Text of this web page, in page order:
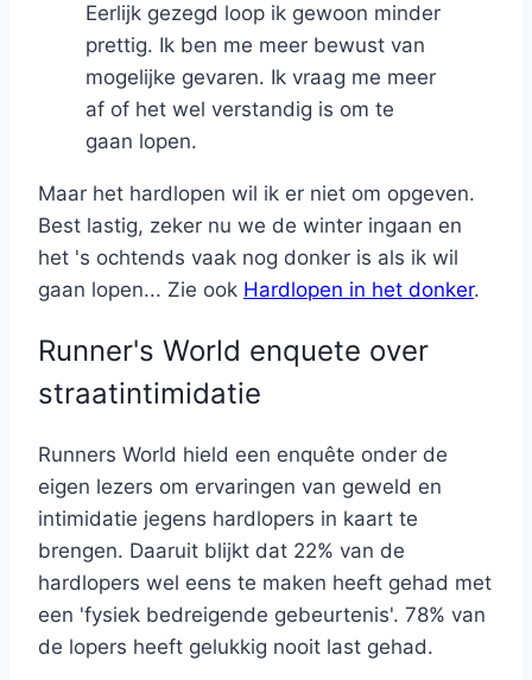
Eerlijk gezegd loop ik gewoon minder
prettig. Ik ben me meer bewust van
mogelijke gevaren. Ik vraag me meer
af of het wel verstandig is om te
gaan lopen.
Maar het hardlopen wil ik er niet om opgeven.
Best lastig, zeker nu we de winter ingaan en
het 's ochtends vaak nog donker is als ik wil
gaan lopen... Zie ook Hardlopen in het donker.
Runner's World enquete over
straatintimidatie
Runners World hield een enquête onder de
eigen lezers om ervaringen van geweld en
intimidatie jegens hardlopers in kaart te
brengen. Daaruit blijkt dat 22% van de
hardlopers wel eens te maken heeft gehad met
een 'fysiek bedreigende gebeurtenis'. 78% van
de lopers heeft gelukkig nooit last gehad.